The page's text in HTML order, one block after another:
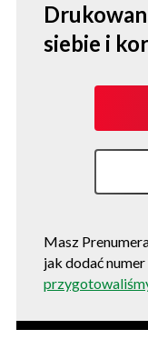
siebie i
Masz
jak dodać